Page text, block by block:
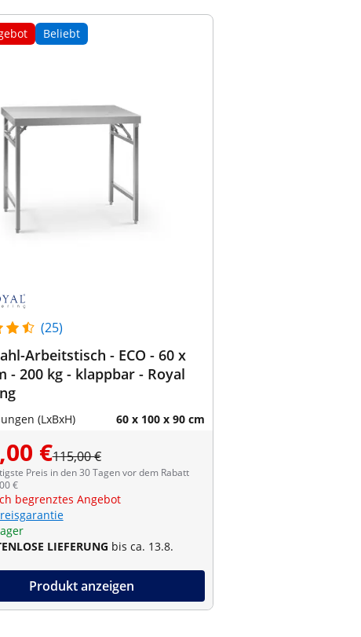
Beliebt
(25)
Arbeitstisch - ECO - 60 x
- 200 kg - klappbar - Royal
(LxBxH) 60 x 100 x 90 cm
€115,00 €
Preis in den 30 Tagen vor dem Rabatt
€
begrenztes Angebot
LIEFERUNG bis ca. 13.8.
Produkt anzeigen